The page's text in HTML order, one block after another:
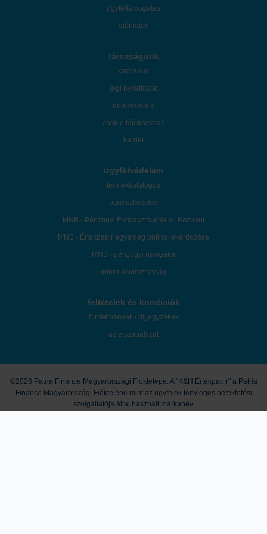
ügyféltámogatás
ajánlatok
társaságunk
kapcsolat
jogi nyilatkozat
adatvédelem
cookie tájékoztatás
karrier
ügyfélvédelem
termékkatalógus
panaszkezelés
MNB - Pénzügyi Fogyasztóvédelmi Központ
MNB - Értékpapír egyenleg online lekérdezése
MNB - pénzügyi navigátor
információbiztonság
feltételek és kondíciók
hirdetmények / díjjegyzékek
üzletszabályzat
©2026 Patria Finance Magyarországi Fióktelepe. A "K&H Értékpapír" a Patria
Finance Magyarországi Fióktelepe mint az ügyfelek tényleges befektetési
szolgáltatója által használt márkanév.